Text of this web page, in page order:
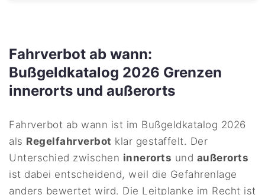
Fahrverbot ab wann:
Bußgeldkatalog 2026 Grenzen
innerorts und außerorts
Fahrverbot ab wann ist im Bußgeldkatalog 2026
als Regelfahrverbot klar gestaffelt. Der
Unterschied zwischen innerorts und außerorts
ist dabei entscheidend, weil die Gefahrenlage
anders bewertet wird. Die Leitplanke im Recht ist